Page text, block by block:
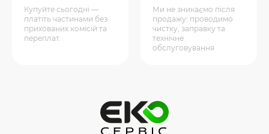
Купуйте сьогодні —
платіть частинами без
прихованих комісій та
переплат.
Ми не зникаємо після
продажу: проводимо
чистку, заправку та
технічне
обслуговування